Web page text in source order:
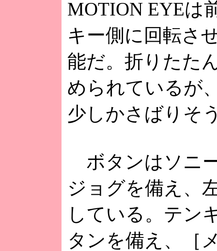
MOTION EYEは
キー側に回転さ
能だ。折りたた
められているが
少しかさばりそ
ボタンはソニ
ジョグを備え、
している。テン
タンを備え、［